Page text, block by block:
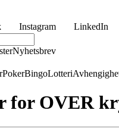
Instagram LinkedIn
Nyhetsbrev
PokerBingoLotteri
for OVER